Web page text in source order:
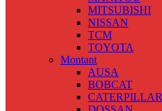
MITSUBISHI
NISSAN
TCM
TOYOTA
Montant
AUSA
BOBCAT
CATERPILLAR